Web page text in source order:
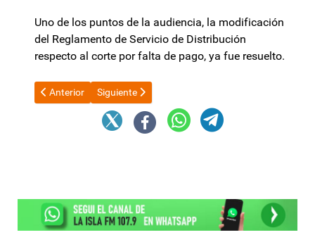
Uno de los puntos de la audiencia, la modificación
del Reglamento de Servicio de Distribución
respecto al corte por falta de pago, ya fue resuelto.
Artículo anterior: Javier Milei: "La inteligencia artificial va a
Anterior Artículo siguiente: Sueldo mínimo: el Gobierno
Siguiente